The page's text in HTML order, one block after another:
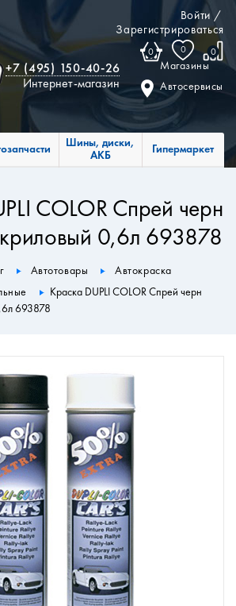
Войти /
Зарегистрироваться
0 0 0
Магазины
Автосервисы
+7 (495) 150-40-26
Интернет-магазин
Шины, диски,
АКБ
Гипермаркет
COLOR Спрей черн
0,6л 693878
Автотовары
Автокраска
Краска DUPLI COLOR Спрей черн
693878